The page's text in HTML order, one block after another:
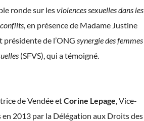
ronde sur lesviolences sexuelles dans les
, en présence de Madame Justine
de l’ONG synergie des femmes
(SFVS), qui a témoigné.
de Vendée etCorine Lepage , Vice-
2013 par la Délégation aux Droits des